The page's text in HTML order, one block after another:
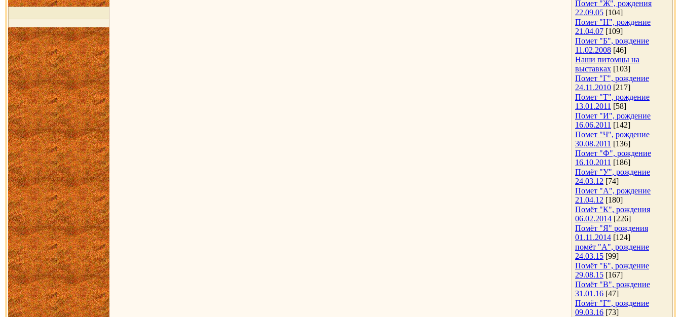
Помет "Ж", рождения
22.09.05 [104]
Помет "Н", рождение
21.04.07 [109]
Помет "Б", рождение
11.02.2008 [46]
Наши питомцы на
выставках [103]
Помет "Г", рождение
24.11.2010 [217]
Помет "Т", рождение
13.01.2011 [58]
Помет "И", рождение
16.06.2011 [142]
Помет "Ч", рождение
30.08.2011 [136]
Помет "Ф", рождение
16.10.2011 [186]
Помёт "У", рождение
24.03.12 [74]
Помет "А", рождение
21.04.12 [180]
Помёт "К", рождения
06.02.2014 [226]
Помёт "Я" рождения
01.11.2014 [124]
помёт "А", рождение
24.03.15 [99]
Помёт "Б", рождение
29.08.15 [167]
Помёт "В", рождение
31.01.16 [47]
Помёт "Г", рождение
09.03.16 [73]